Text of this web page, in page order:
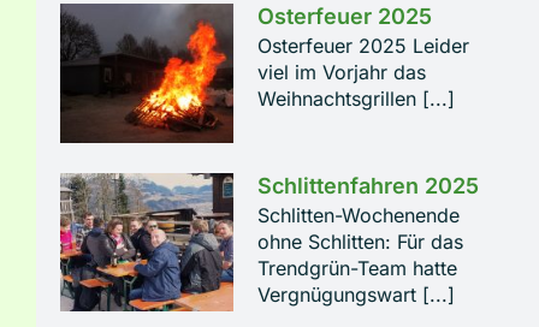
Osterfeuer 2025
Osterfeuer 2025 Leider
viel im Vorjahr das
Weihnachtsgrillen [...]
Schlittenfahren 2025
Schlitten-Wochenende
ohne Schlitten: Für das
Trendgrün-Team hatte
Vergnügungswart [...]